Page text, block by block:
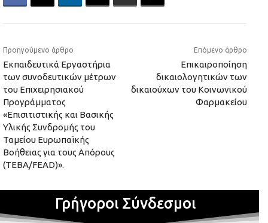
Προηγούμενο άρθρο
Εκπαιδευτικά Εργαστήρια
των συνοδευτικών μέτρων
του Επιχειρησιακού
Προγράμματος
«Επισιτιστικής και Βασικής
Υλικής Συνδρομής του
Ταμείου Ευρωπαϊκής
Βοήθειας για τους Απόρους
(ΤΕΒΑ/FEAD)».
Επόμενο άρθρο
Επικαιροποίηση
δικαιολογητικών των
δικαιούχων του Κοινωνικού
Φαρμακείου
Γρήγοροι Σύνδεσμοι